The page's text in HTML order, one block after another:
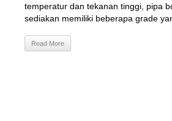
temperatur dan tekanan tinggi, pipa
sediakan memiliki beberapa grade
Read More